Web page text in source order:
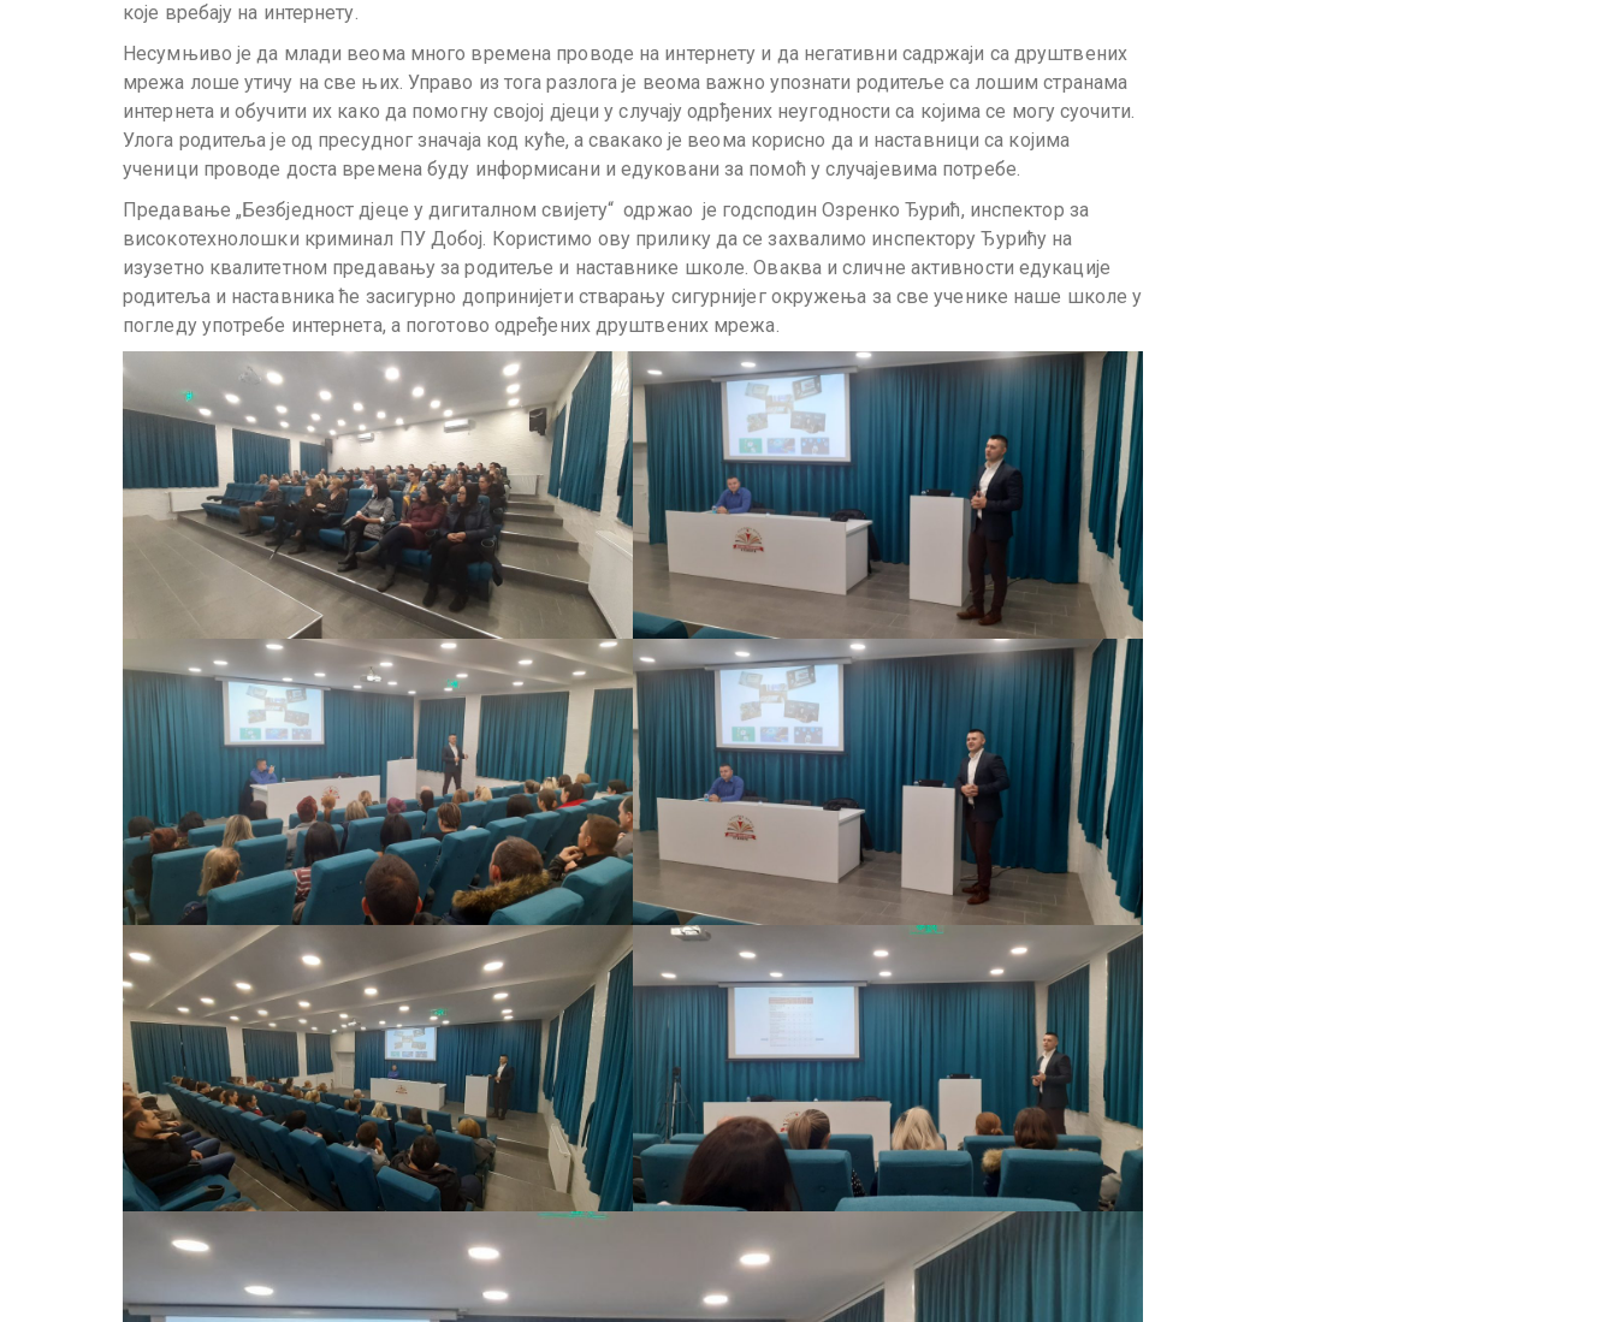
које вребају на интернету.
Несумњиво је да млади веома много времена проводе на интернету и да негативни садржаји са друштвених
мрежа лоше утичу на све њих. Управо из тога разлога је веома важно упознати родитеље са лошим странама
интернета и обучити их како да помогну својој дјеци у случају одрђених неугодности са којима се могу суочити.
Улога родитеља је од пресудног значаја код куће, а свакако је веома корисно да и наставници са којима
ученици проводе доста времена буду информисани и едуковани за помоћ у случајевима потребе.
Предавање „Безбједност дјеце у дигиталном свијету“ одржао је годсподин Озренко Ђурић, инспектор за
високотехнолошки криминал ПУ Добој. Користимо ову прилику да се захвалимо инспектору Ђурићу на
изузетно квалитетном предавању за родитеље и наставнике школе. Оваква и сличне активности едукације
родитеља и наставника ће засигурно допринијети стварању сигурнијег окружења за све ученике наше школе у
погледу употребе интернета, а поготово одређених друштвених мрежа.